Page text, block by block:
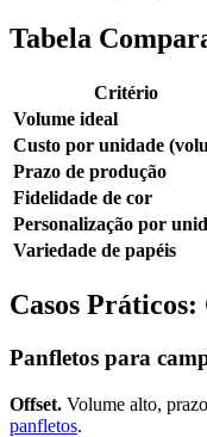
Tabela
Critério
Volume ideal
Custo por unidade
Prazo de produção
Fidelidade de cor
Personalização por
Variedade de papéis
Casos
Panfletos para
Offset. Volume alto,
panfletos.